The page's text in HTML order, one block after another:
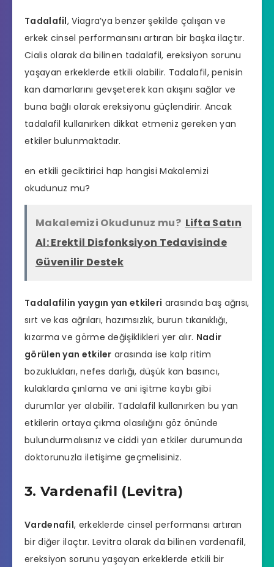
Tadalafil, Viagra’ya benzer şekilde çalışan ve
erkek cinsel performansını artıran bir başka ilaçtır.
Cialis olarak da bilinen tadalafil, ereksiyon sorunu
yaşayan erkeklerde etkili olabilir. Tadalafil, penisin
kan damarlarını gevşeterek kan akışını sağlar ve
buna bağlı olarak ereksiyonu güçlendirir. Ancak
tadalafil kullanırken dikkat etmeniz gereken yan
etkiler bulunmaktadır.
en etkili geciktirici hap hangisi Makalemizi
okudunuz mu?
Makalemizi Okudunuz mu? Lifta Satın
Al: Erektil Disfonksiyon Tedavisinde
Güvenilir Destek
Tadalafilin yaygın yan etkileri arasında baş ağrısı,
sırt ve kas ağrıları, hazımsızlık, burun tıkanıklığı,
kızarma ve görme değişiklikleri yer alır. Nadir
görülen yan etkiler arasında ise kalp ritim
bozuklukları, nefes darlığı, düşük kan basıncı,
kulaklarda çınlama ve ani işitme kaybı gibi
durumlar yer alabilir. Tadalafil kullanırken bu yan
etkilerin ortaya çıkma olasılığını göz önünde
bulundurmalısınız ve ciddi yan etkiler durumunda
doktorunuzla iletişime geçmelisiniz.
3. Vardenafil (Levitra)
Vardenafil, erkeklerde cinsel performansı artıran
bir diğer ilaçtır. Levitra olarak da bilinen vardenafil,
ereksiyon sorunu yaşayan erkeklerde etkili bir